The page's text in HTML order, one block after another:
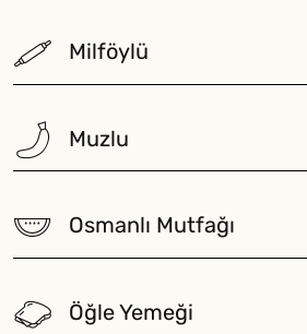
Milföylü
Muzlu
Osmanlı Mutfağı
Öğle Yemeği